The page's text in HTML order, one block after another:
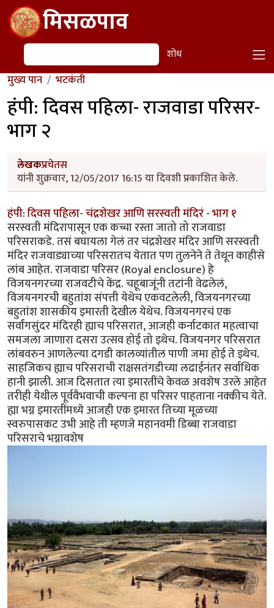
Skip to main contentमिसळपाव
शोध शोध
मुख्य पान भटकंती
हंपी: दिवस पहिला- राजवाडा परिसर-
भाग २
लेखकप्रचेतस
यांनी शुक्रवार, 12/05/2017 16:15 या दिवशी प्रकाशित केले.
हंपी: दिवस पहिला- चंद्रशेखर आणि सरस्वती मंदिरं - भाग १
सरस्वती मंदिरापासून एक कच्चा रस्ता जातो तो राजवाडा
परिसराकडे. तसं बघायला गेलं तर चंद्रशेखर मंदिर आणि सरस्वती
मंदिर राजवाड्याच्या परिसरातच येतात पण तुलनेने ते तेथून काहीसे
लांब आहेत. राजवाडा परिसर (Royal enclosure) हे
विजयनगरच्या राजवटीचे केंद्र. चहूबाजूंनी तटांनी वेढलेलं,
विजयनगरची बहुतांश संपत्ती येथेच एकवटलेली, विजयनगरच्या
बहुतांश शासकीय इमारती देखील येथेच. विजयनगरचं एक
सर्वांगसुंदर मंदिरही ह्याच परिसरात, आजही कर्नाटकात महत्वाचा
समजला जाणारा दसरा उत्सव होई तो इथेच. विजयनगर परिसरात
लांबवरुन आणलेल्या दगडी कालव्यांतील पाणी जमा होई ते इथेच.
साहजिकच ह्याच परिसराची राक्षसतंगडीच्या लढाईनंतर सर्वाधिक
हानी झाली. आज दिसतात त्या इमारतींचे केवळ अवशेष उरले आहेत
तरीही येथील पूर्ववैभवाची कल्पना हा परिसर पाहताना नक्कीच येते.
ह्या भग्न इमारतींमध्ये आजही एक इमारत तिच्या मूळच्या
स्वरुपासकट उभी आहे ती म्हणजे महानवमी डिब्बा राजवाडा
परिसराचे भग्नावशेष